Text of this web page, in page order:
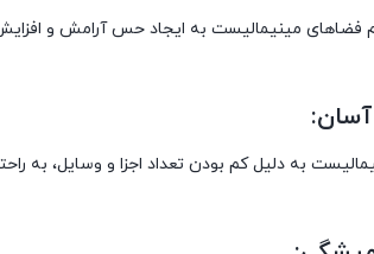
فضاهای مینیمالیست به ایجاد حس آرامش و
به دلیل کم بودن تعداد اجزا و وسایل، به